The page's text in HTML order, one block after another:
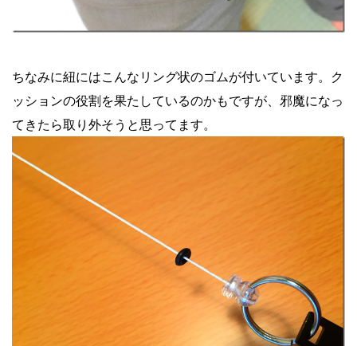
ちなみに紐にはこんなリング状のゴムが付いています。ク
ッションの役割を果たしているのかもですが、邪魔になっ
てきたら取り外そうと思ってます。